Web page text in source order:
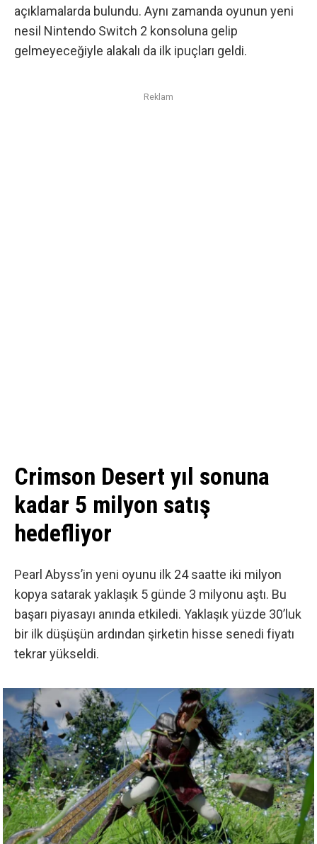
açıklamalarda bulundu. Aynı zamanda oyunun yeni
nesil Nintendo Switch 2 konsoluna gelip
gelmeyeceğiyle alakalı da ilk ipuçları geldi.
Reklam
Crimson Desert yıl sonuna
kadar 5 milyon satış
hedefliyor
Pearl Abyss’in yeni oyunu ilk 24 saatte iki milyon
kopya satarak yaklaşık 5 günde 3 milyonu aştı. Bu
başarı piyasayı anında etkiledi. Yaklaşık yüzde 30’luk
bir ilk düşüşün ardından şirketin hisse senedi fiyatı
tekrar yükseldi.